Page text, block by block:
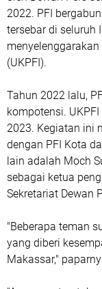
2022. PFI
tersebar di seluruh
(UKPFI).
Tahun 2022 lalu,
kompotensi.
2023. Kegiatan ini
dengan PFI Kota
lain adalah Moch
sebagai ketua
Sekretariat Dewan
"Beberapa teman
yang diberi
Makassar,"